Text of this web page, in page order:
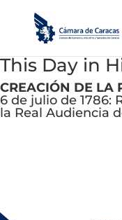
This Day in
CREACIÓN DE LA
6 de julio de 1786:
la Real Audiencia